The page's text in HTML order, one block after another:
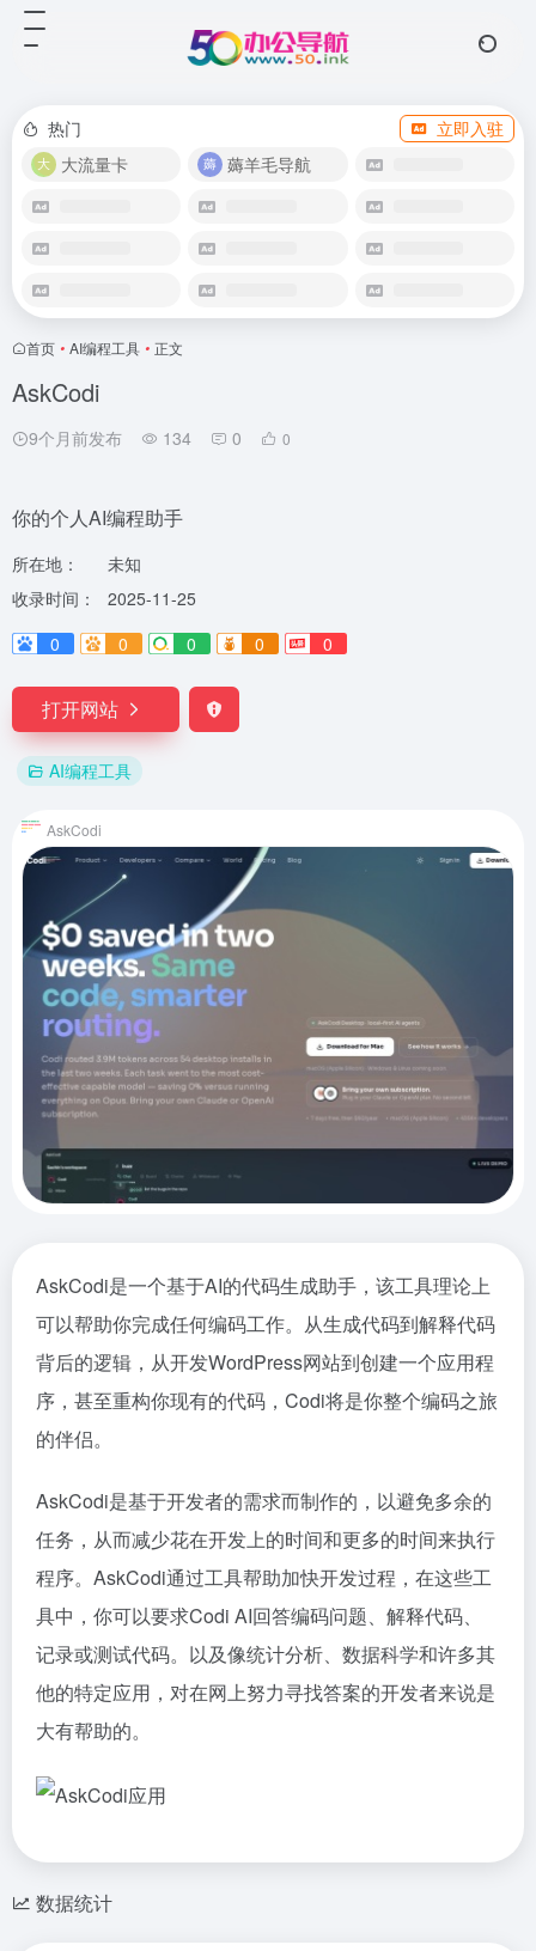
热门
立即入驻
大流量卡
薅羊毛导航
首页 • AI编程工具 • 正文
AskCodi
9个月前发布 134 0 0
你的个人AI编程助手
所在地：
未知
收录时间：
2025-11-25
0
0 0 0 0
打开网站
AI编程工具
AskCodi
AskCodi是一个基于AI的代码生成助手，该工具理论上
可以帮助你完成任何编码工作。从生成代码到解释代码
背后的逻辑，从开发WordPress网站到创建一个应用程
序，甚至重构你现有的代码，Codi将是你整个编码之旅
的伴侣。
AskCodi是基于开发者的需求而制作的，以避免多余的
任务，从而减少花在开发上的时间和更多的时间来执行
程序。AskCodi通过工具帮助加快开发过程，在这些工
具中，你可以要求Codi AI回答编码问题、解释代码、
记录或测试代码。以及像统计分析、数据科学和许多其
他的特定应用，对在网上努力寻找答案的开发者来说是
大有帮助的。
数据统计